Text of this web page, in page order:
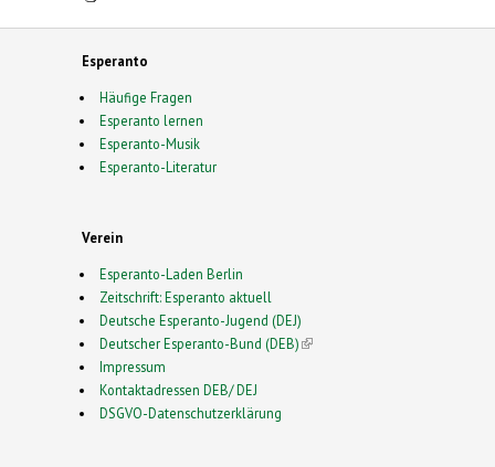
Esperanto
Häufige Fragen
Esperanto lernen
Esperanto-Musik
Esperanto-Literatur
Verein
Esperanto-Laden Berlin
Zeitschrift: Esperanto aktuell
Deutsche Esperanto-Jugend (DEJ)
Deutscher Esperanto-Bund (DEB)(link is external)
Impressum
Kontaktadressen DEB/ DEJ
DSGVO-Datenschutzerklärung